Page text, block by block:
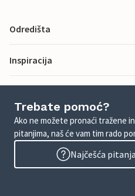
Odredišta
Inspiracija
Trebate pomoć?
Ako ne možete pronaći tražene
pitanjima, naš će vam tim rado
Najčešća